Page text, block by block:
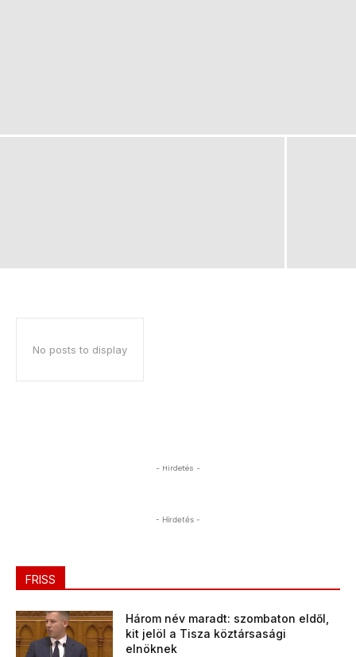
No posts to display
- Hirdetés -
- Hirdetés -
FRISS
Három név maradt: szombaton eldől,
kit jelöl a Tisza köztársasági
elnöknek